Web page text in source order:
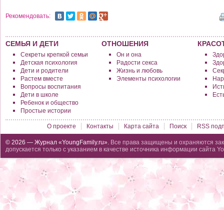
Рекомендовать:
СЕМЬЯ И ДЕТИ
Секреты крепкой семьи
Детская психология
Дети и родители
Растем вместе
Вопросы воспитания
Дети в школе
Ребенок и общество
Простые истории
ОТНОШЕНИЯ
Он и она
Радости секса
Жизнь и любовь
Элементы психологии
О проекте Контакты Карта сайта Поиск RSS
© 2026 — Журнал «YoungFamily.ru». Все права защищены и охраняются
допускается только с указанием в качестве источника информации сайта